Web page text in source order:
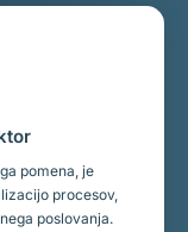
pomena, je
procesov,
poslovanja.